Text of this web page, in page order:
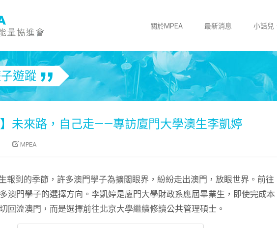
關於MPEA 最新消息 小話兒
遊蹤
】未來路，自己走——專訪廈門大學澳生李凱婷
MPEA
到的季節，許多澳門學子為擴闊眼界，紛紛走出澳門，放眼世界。前往
澳門學子的選擇方向。李凱婷是廈門大學財政系應屆畢業生，即使完成本
回流澳門，而是選擇前往北京大學繼續修讀公共管理碩士。